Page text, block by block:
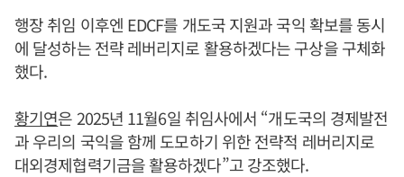
행장 취임 이후엔 EDCF를 개도국 지원과 국익 확보를 동시
에 달성하는 전략 레버리지로 활용하겠다는 구상을 구체화
했다.
황기연은 2025년 11월6일 취임사에서 “개도국의 경제발전
과 우리의 국익을 함께 도모하기 위한 전략적 레버리지로
대외경제협력기금을 활용하겠다”고 강조했다.